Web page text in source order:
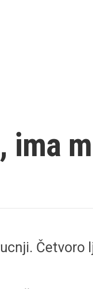
ima
Četvoro